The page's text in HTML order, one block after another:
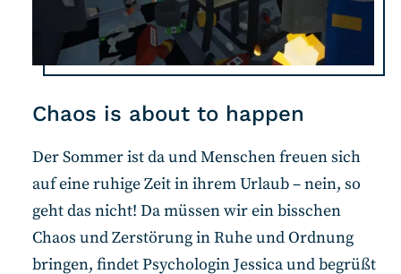
Chaos is about to happen
Der Sommer ist da und Menschen freuen sich
auf eine ruhige Zeit in ihrem Urlaub – nein, so
geht das nicht! Da müssen wir ein bisschen
Chaos und Zerstörung in Ruhe und Ordnung
bringen, findet Psychologin Jessica und begrüßt